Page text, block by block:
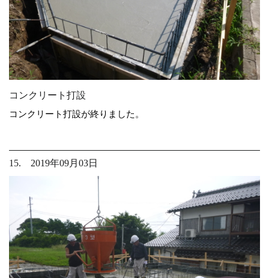
コンクリート打設
コンクリート打設が終りました。
15. 2019年09月03日